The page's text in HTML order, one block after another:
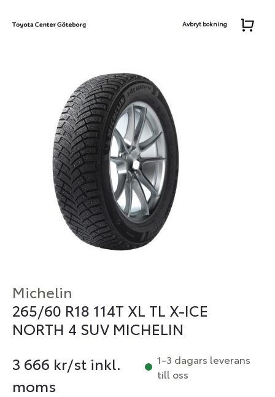
Avbryt bokning
Michelin
265/60 R18 114T XL TL X-ICE
NORTH 4 SUV MICHELIN
3 666 kr/st inkl.
moms
1-3 dagars leverans
till oss